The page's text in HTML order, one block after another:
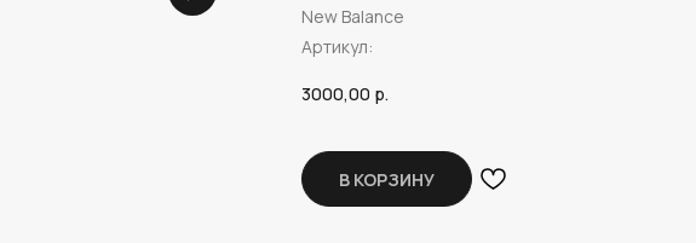
New Balance
Артикул:
3000,00 р.
В КОРЗИНУ